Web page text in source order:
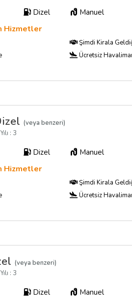
Dizel Manuel
Hizmetler
Şimdi Kirala
Ücretsiz
(veya benzeri)
: 3
Dizel Manuel
Hizmetler
Şimdi Kirala
Ücretsiz
(veya benzeri)
: 3
Dizel Manuel